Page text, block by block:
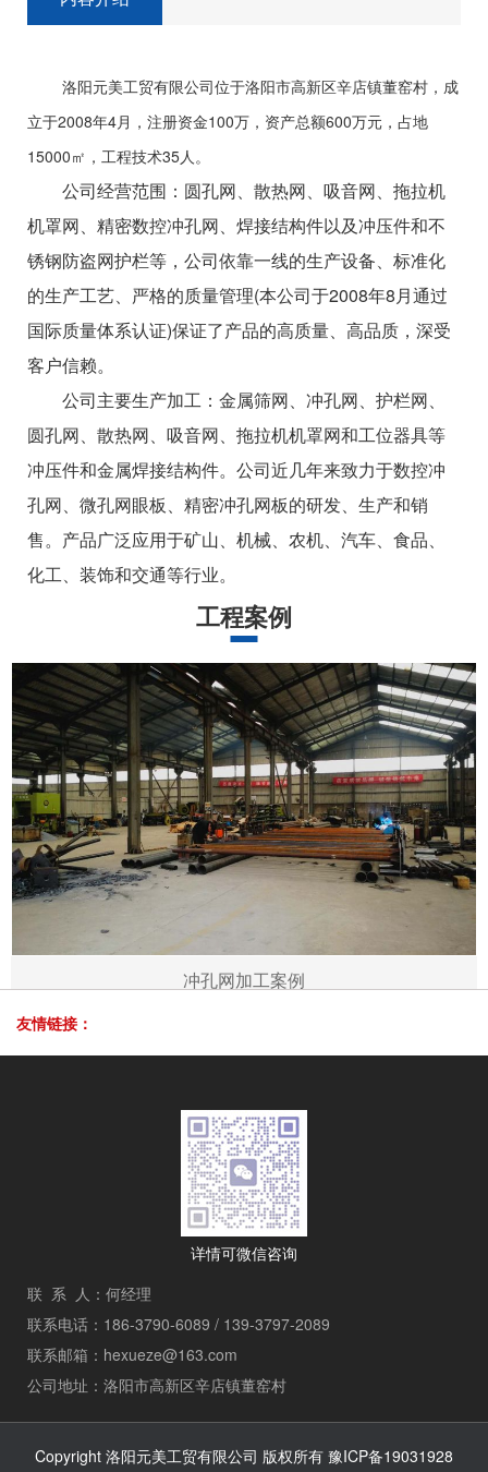
洛阳元美工贸有限公司位于洛阳市高新区辛店镇董窑村，成
立于2008年4月，注册资金100万，资产总额600万元，占地
15000㎡，工程技术35人。
公司经营范围：圆孔网、散热网、吸音网、拖拉机
机罩网、精密数控冲孔网、焊接结构件以及冲压件和不
锈钢防盗网护栏等，公司依靠一线的生产设备、标准化
的生产工艺、严格的质量管理(本公司于2008年8月通过
国际质量体系认证)保证了产品的高质量、高品质，深受
客户信赖。
公司主要生产加工：金属筛网、冲孔网、护栏网、
圆孔网、散热网、吸音网、拖拉机机罩网和工位器具等
冲压件和金属焊接结构件。公司近几年来致力于数控冲
孔网、微孔网眼板、精密冲孔网板的研发、生产和销
售。产品广泛应用于矿山、机械、农机、汽车、食品、
化工、装饰和交通等行业。
工程案例
冲孔网加工案例
友情链接：
详情可微信咨询
联 系 人：何经理
联系电话：186-3790-6089 / 139-3797-2089
联系邮箱：hexueze@163.com
公司地址：洛阳市高新区辛店镇董窑村
Copyright 洛阳元美工贸有限公司 版权所有 豫ICP备19031928